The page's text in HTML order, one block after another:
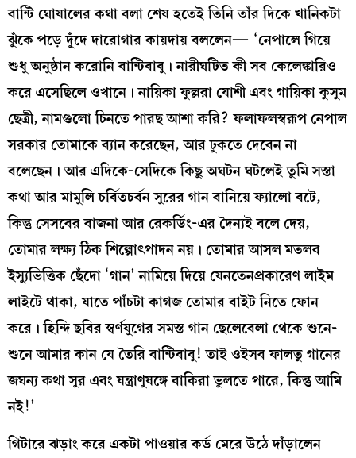
বান্টি ঘোষালের কথা বলা শেষ হতেই তিনি তাঁর দিকে খানিকটা
ঝুঁকে পড়ে দুঁদে দারোগার কায়দায় বললেন— ‘নেপালে গিয়ে
শুধু অনুষ্ঠান করোনি বান্টিবাবু। নারীঘটিত কী সব কেলেঙ্কারিও
করে এসেছিলে ওখানে। নায়িকা ফুল্লরা যোশী এবং গায়িকা কুসুম
ছেত্রী, নামগুলো চিনতে পারছ আশা করি? ফলাফলস্বরূপ নেপাল
সরকার তোমাকে ব্যান করেছেন, আর ঢুকতে দেবেন না
বলেছেন। আর এদিকে-সেদিকে কিছু অঘটন ঘটলেই তুমি সস্তা
কথা আর মামুলি চর্বিতচর্বন সুরের গান বানিয়ে ফ্যালো বটে,
কিন্তু সেসবের বাজনা আর রেকর্ডিং-এর দৈন্যই বলে দেয়,
তোমার লক্ষ্য ঠিক শিল্পোৎপাদন নয়। তোমার আসল মতলব
ইস্যুভিত্তিক ছেঁদো ‘গান’ নামিয়ে দিয়ে যেনতেনপ্রকারেণ লাইম
লাইটে থাকা, যাতে পাঁচটা কাগজ তোমার বাইট নিতে ফোন
করে। হিন্দি ছবির স্বর্ণযুগের সমস্ত গান ছেলেবেলা থেকে শুনে-
শুনে আমার কান যে তৈরি বান্টিবাবু! তাই ওইসব ফালতু গানের
জঘন্য কথা সুর এবং যন্ত্রাণুষঙ্গে বাকিরা ভুলতে পারে, কিন্তু আমি
নই!’
গিটারে ঝড়াং করে একটা পাওয়ার কর্ড মেরে উঠে দাঁড়ালেন